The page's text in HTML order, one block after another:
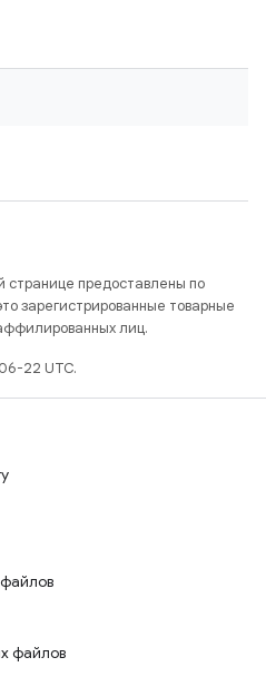
странице предоставлены по
зарегистрированные товарные
лиц.
22 UTC.
файлов